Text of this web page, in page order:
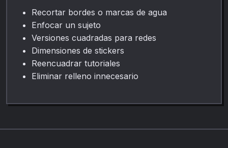
Recortar bordes o marcas de agua
Enfocar un sujeto
Versiones cuadradas para redes
Dimensiones de stickers
Reencuadrar tutoriales
Eliminar relleno innecesario